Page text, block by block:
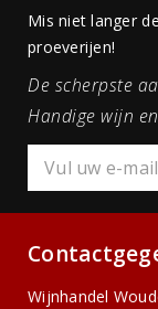
Mis niet langer
proeverijen!
De scherpste
Handige wijn
Wijnhandel